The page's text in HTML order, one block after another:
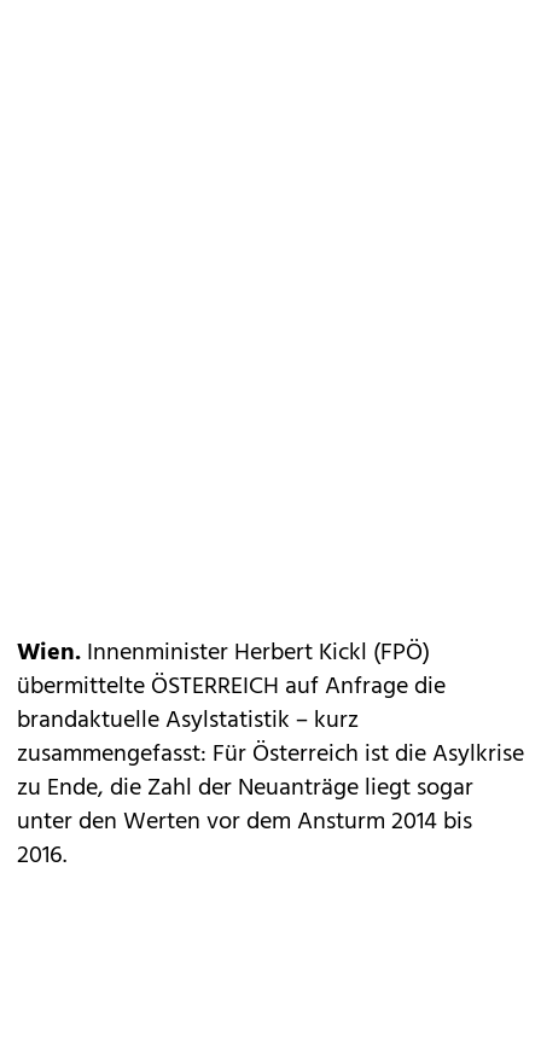
Wien.Innenminister Herbert Kickl (FPÖ)
übermittelte ÖSTERREICH auf Anfrage die
brandaktuelle Asylstatistik – kurz
zusammengefasst: Für Österreich ist die Asylkrise
zu Ende, die Zahl der Neuanträge liegt sogar
unter den Werten vor dem Ansturm 2014 bis
2016.